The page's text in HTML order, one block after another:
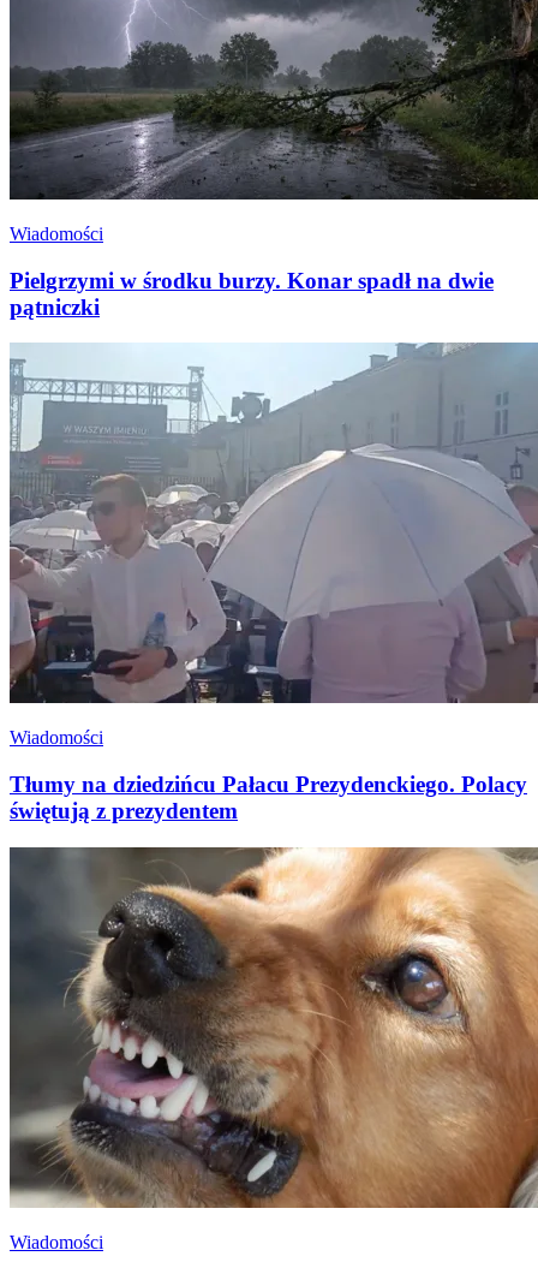
Wiadomości
Pielgrzymi w środku burzy. Konar spadł na dwie
pątniczki
Wiadomości
Tłumy na dziedzińcu Pałacu Prezydenckiego. Polacy
świętują z prezydentem
Wiadomości